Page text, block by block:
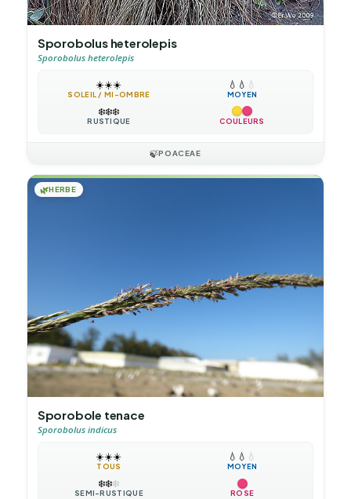
Sporobolus heterolepis
Sporobolus heterolepis
☀️☀️☀️
SOLEIL / MI-OMBRE
💧 💧 💧
MOYEN
❄️❄️❄️
RUSTIQUE COULEURS
🍃POACEAE
🌿HERBE
Sporobole tenace
Sporobolus indicus
☀️☀️☀️
TOUS
💧 💧 💧
MOYEN
❄️❄️❄️
SEMI-RUSTIQUE ROSE